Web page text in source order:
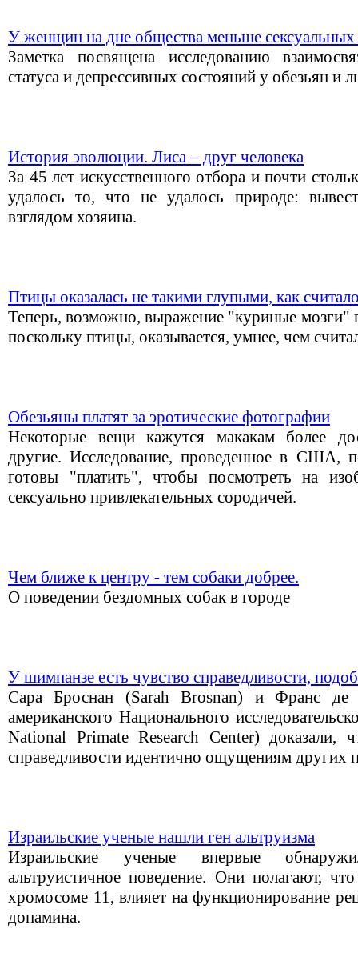
У женщин на дне общества меньше
Заметка посвящена исследованию
статуса и депрессивных состояний у обезьян и
История эволюции. Лиса – друг человека
За 45 лет искусственного отбора и почти
удалось то, что не удалось природе:
взглядом хозяина.
Птицы оказалась не такими глупыми, как
Теперь, возможно, выражение "куриные мозги"
поскольку птицы, оказывается, умнее, чем
Обезьяны платят за эротические фотографии
Некоторые вещи кажутся макакам более
другие. Исследование, проведенное в США,
готовы "платить", чтобы посмотреть на
сексуально привлекательных сородичей.
Чем ближе к центру - тем собаки добрее.
О поведении бездомных собак в городе
У шимпанзе есть чувство справедливости,
Сара Броснан (Sarah Brosnan) и Франс
американского Национального
National Primate Research Center) доказали,
справедливости идентично ощущениям других
Израильские ученые нашли ген альтруизма
Израильские ученые впервые
альтруистичное поведение. Они полагают,
хромосоме 11, влияет на функционирование
допамина.